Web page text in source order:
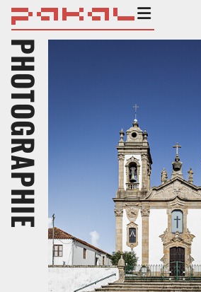
PHOTOGRAPHIE